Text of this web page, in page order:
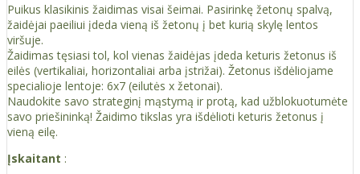
Puikus klasikinis žaidimas visai šeimai. Pasirinkę žetonų spalvą,
žaidėjai paeiliui įdeda vieną iš žetonų į bet kurią skylę lentos
viršuje.
Žaidimas tęsiasi tol, kol vienas žaidėjas įdeda keturis žetonus iš
eilės (vertikaliai, horizontaliai arba įstrižai). Žetonus išdėliojame
specialioje lentoje: 6x7 (eilutės x žetonai).
Naudokite savo strateginį mąstymą ir protą, kad užblokuotumėte
savo priešininką! Žaidimo tikslas yra išdėlioti keturis žetonus į
vieną eilę.
Įskaitant :